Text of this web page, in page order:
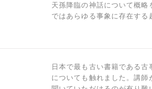
天孫降臨の神話について概
ではあらゆる事象に存在する
日本で最も古い書籍である
についても触れました。講